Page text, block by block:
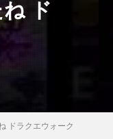
ド
ドラクエウォーク